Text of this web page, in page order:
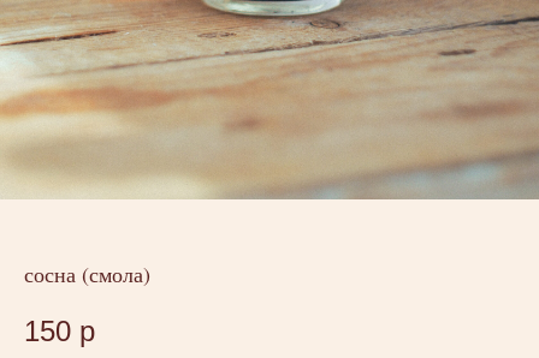
сосна (смола)
150 р